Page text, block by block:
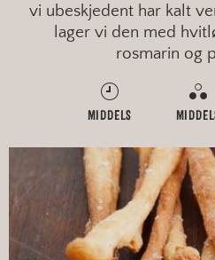
vi ubeskjedent har kalt
lager vi den med
rosmarin og
MIDDELS